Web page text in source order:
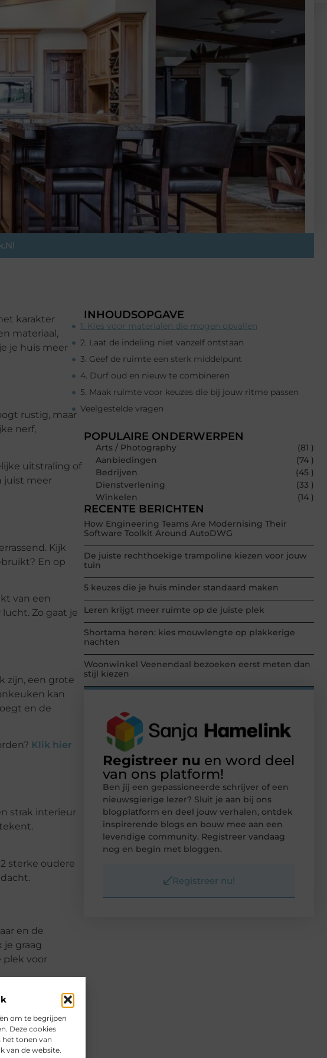
om te begrijpen
Deze cookies
het tonen van
van de website.
karakter
materiaal,
je huis meer
rustig, maar
nerf,
uitstraling of
juist meer
Kijk
En op
van een
Zo gaat je
zijn, een grote
kan
en de
Klik hier
strak interieur
sterke oudere
en de
graag
plek voor
opvallend is,
INHOUDSOPGAVE
1. Kies voor materialen die mogen opvallen
2. Laat de indeling niet vanzelf ontstaan
3. Geef de ruimte een sterk middelpunt
4. Durf oud en nieuw te combineren
5. Maak ruimte voor keuzes die bij jouw ritme passen
Veelgestelde vragen
POPULAIRE ONDERWERPEN
Arts / Photography
(81 )
Aanbiedingen
(74 )
Bedrijven
(45 )
Dienstverlening
(33 )
Winkelen
(14 )
RECENTE BERICHTEN
How Engineering Teams Are Modernising Their
Software Toolkit Around AutoDWG
De juiste rechthoekige trampoline kiezen voor jouw
tuin
5 keuzes die je huis minder standaard maken
Leren krijgt meer ruimte op de juiste plek
Shortama heren: kies mouwlengte op plakkerige
nachten
Woonwinkel Veenendaal bezoeken eerst meten dan
stijl kiezen
Registreer nu en word deel
van ons platform!
Ben jij een gepassioneerde schrijver of een
nieuwsgierige lezer? Sluit je aan bij ons
blogplatform en deel jouw verhalen, ontdek
inspirerende blogs en bouw mee aan een
levendige community. Registreer vandaag
nog en begin met bloggen.
Registreer nu!